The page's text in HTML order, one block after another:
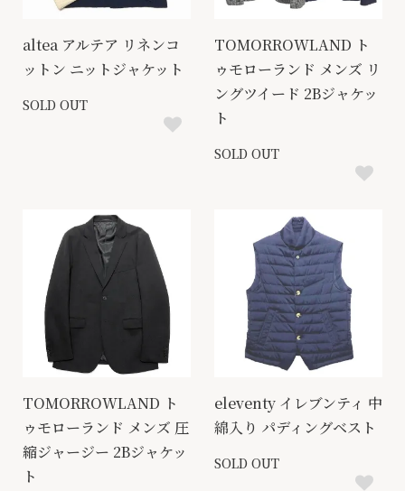
altea アルテア リネンコ
ットン ニットジャケット
SOLD OUT
TOMORROWLAND ト
ゥモローランド メンズ リ
ングツイード 2Bジャケッ
ト
SOLD OUT
TOMORROWLAND ト
ゥモローランド メンズ 圧
縮ジャージー 2Bジャケッ
ト
eleventy イレブンティ 中
綿入り パディングベスト
SOLD OUT